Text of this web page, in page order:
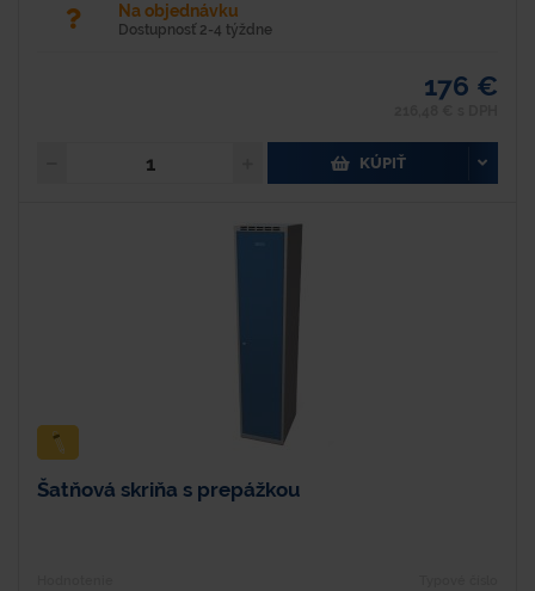
Na objednávku
Dostupnosť 2-4 týždne
176 €
KÚPIŤ
Šatňová skriňa s prepážkou